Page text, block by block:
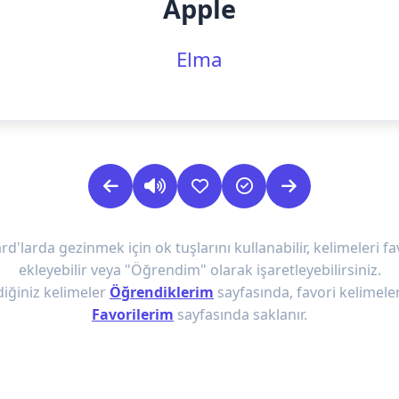
Apple
Elma
gezinmek için ok tuşlarını kullanabilir, kelimeleri
ekleyebilir veya "Öğrendim" olarak işaretleyebilirsiniz.
kelimeler Öğrendiklerim sayfasında, favori
Favorilerim sayfasında saklanır.